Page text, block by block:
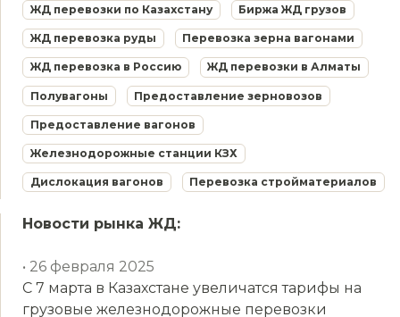
ЖД перевозки по Казахстану Биржа ЖД грузов
ЖД перевозка руды Перевозка зерна вагонами
ЖД перевозка в Россию ЖД перевозки в Алматы
Полувагоны Предоставление зерновозов
Предоставление вагонов
Железнодорожные станции КЗХ
Дислокация вагонов Перевозка стройматериалов
Новости рынка ЖД:
• 26 февраля 2025
С 7 марта в Казахстане увеличатся тарифы на
грузовые железнодорожные перевозки